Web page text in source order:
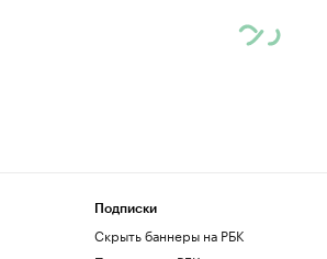
Подписки
Скрыть баннеры на РБК